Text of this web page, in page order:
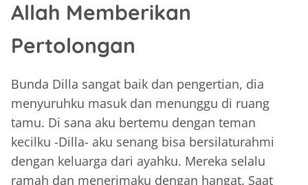
Allah Memberikan
Pertolongan
Bunda Dilla sangat baik dan pengertian, dia
menyuruhku masuk dan menunggu di ruang
tamu. Di sana aku bertemu dengan teman
kecilku -Dilla- aku senang bisa bersilaturahmi
dengan keluarga dari ayahku. Mereka selalu
ramah dan menerimaku dengan hangat. Saat